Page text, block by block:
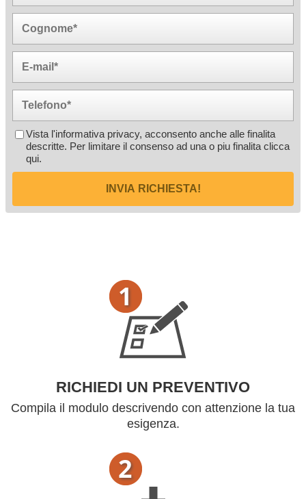
Vista l'informativa privacy, acconsento anche alle finalita
descritte. Per limitare il consenso ad una o piu finalita clicca
qui.
INVIA RICHIESTA!
RICHIEDI UN PREVENTIVO
Compila il modulo descrivendo con attenzione la tua
esigenza.